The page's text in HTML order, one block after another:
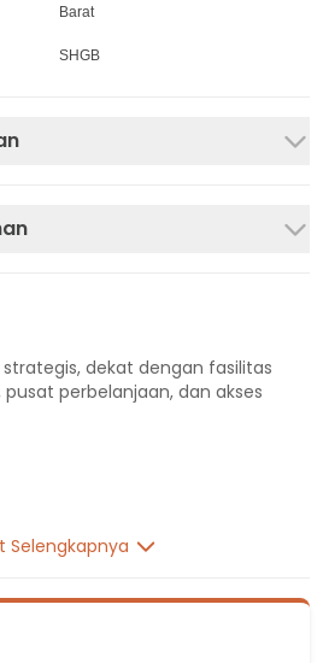
Barat
SHGB
dekat dengan fasilitas
perbelanjaan, dan akses
Selengkapnya